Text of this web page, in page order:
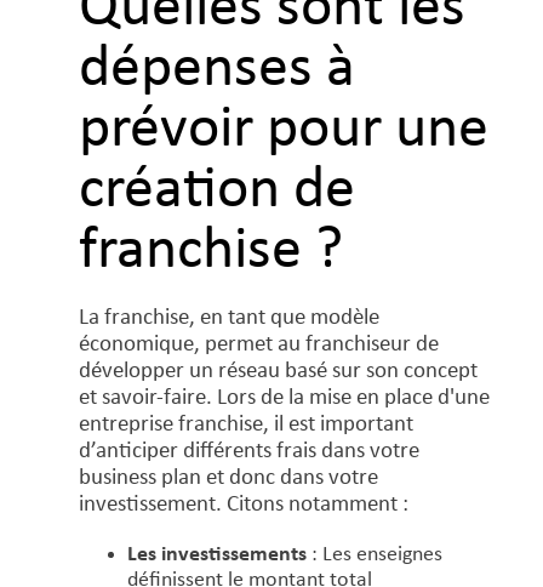
dépenses à
prévoir pour une
création de
franchise ?
La franchise, en tant que modèle
économique, permet au franchiseur de
développer un réseau basé sur son concept
et savoir-faire. Lors de la mise en place d'une
entreprise franchise, il est important
d’anticiper différents frais dans votre
business plan et donc dans votre
investissement. Citons notamment :
Les investissements: Les enseignes
définissent le montant total